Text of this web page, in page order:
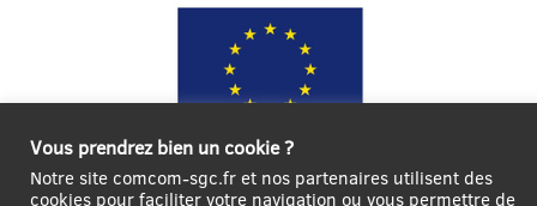
Ce site internet a été cofinancé par l’Union européenne avec le Fonds
Vous prendrez bien un cookie ?
Notre site comcom-sgc.fr et nos partenaires utilisent des
cookies pour faciliter votre navigation ou vous permettre de